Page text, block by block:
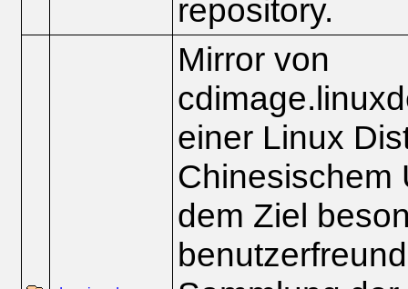
repository.
Mirror von
einer Linux
Chinesischem
dem Ziel